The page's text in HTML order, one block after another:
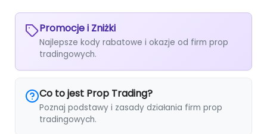
Promocje i Zniżki
Najlepsze kody rabatowe i okazje od firm prop
tradingowych.
Co to jest Prop Trading?
Poznaj podstawy i zasady działania firm prop
tradingowych.